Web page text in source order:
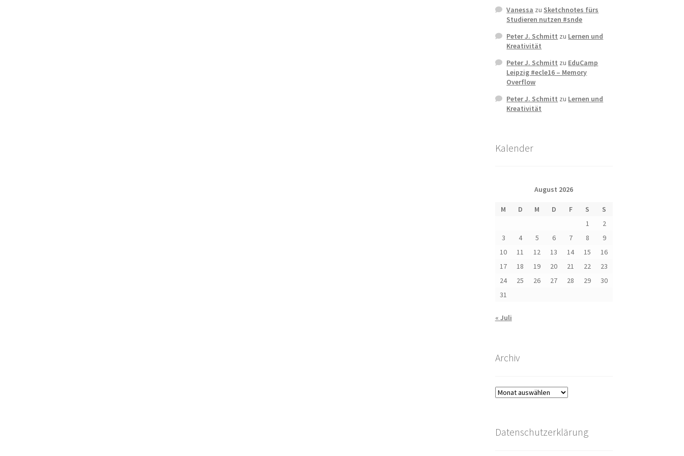
Vanessa zu Sketchnotes fürs
Studieren nutzen #snde
Peter J. Schmitt zu Lernen und
Kreativität
Peter J. Schmitt zu EduCamp
Leipzig #ecle16 – Memory
Overflow
Peter J. Schmitt zu Lernen und
Kreativität
Kalender
August 2026
M D M D F S
S
1
2
3
4 5 6 7 8
9
10
11 12 13 14 15
16
17
18 19 20 21 22
23
24
25 26 27 28 29
30
31
« Juli
Archiv
Archiv
Datenschutzerklärung